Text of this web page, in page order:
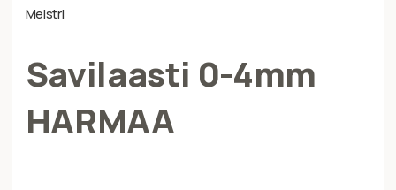
Meistri
Savilaasti 0-4mm
HARMAA